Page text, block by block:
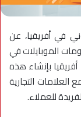
في أفريقيا، عن
الموبايلات في
بإنشاء هذه
بالاشتراك مع العلامات التجارية
للعملاء.